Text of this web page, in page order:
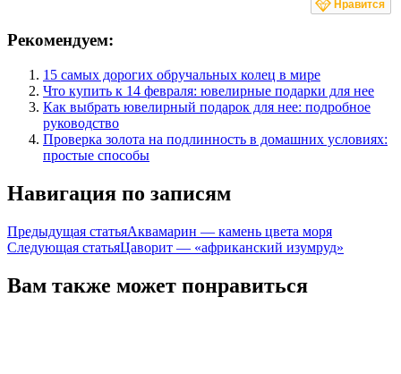
Нравится
Рекомендуем:
15 самых дорогих обручальных колец в мире
Что купить к 14 февраля: ювелирные подарки для нее
Как выбрать ювелирный подарок для нее: подробное
руководство
Проверка золота на подлинность в домашних условиях:
простые способы
Навигация по записям
Предыдущая статьяАквамарин — камень цвета моря
Следующая статьяЦаворит — «африканский изумруд»
Вам также может понравиться